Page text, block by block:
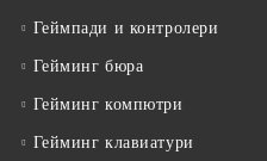
Геймпади и контролери
Гейминг бюра
Гейминг компютри
Гейминг клавиатури